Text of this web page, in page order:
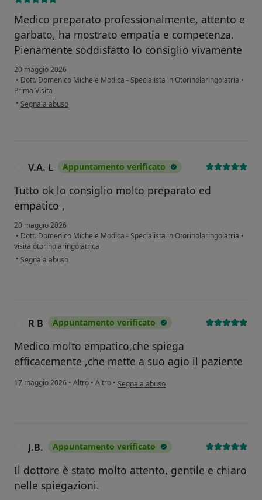
Medico preparato professionalmente, attento e
garbato, ha mostrato empatia e competenza.
Pienamente soddisfatto lo consiglio vivamente
20 maggio 2026
• Dott. Domenico Michele Modica - Specialista in Otorinolaringoiatria •
Prima Visita
• secondo l'opinione dell'utente Giuseppe Saieva
Segnala abuso
V.A. L Appuntamento verificato
Tutto ok lo consiglio molto preparato ed
empatico ,
20 maggio 2026
• Dott. Domenico Michele Modica - Specialista in Otorinolaringoiatria •
visita otorinolaringoiatrica
• secondo l'opinione dell'utente V.A. L
Segnala abuso
R B Appuntamento verificato
Medico molto empatico,che spiega
efficacemente ,che mette a suo agio il paziente
17 maggio 2026 • Altro • Altro • secondo l'opinione dell'utente R B
Segnala abuso
J.B. Appuntamento verificato
Il dottore è stato molto attento, gentile e chiaro
nelle spiegazioni.